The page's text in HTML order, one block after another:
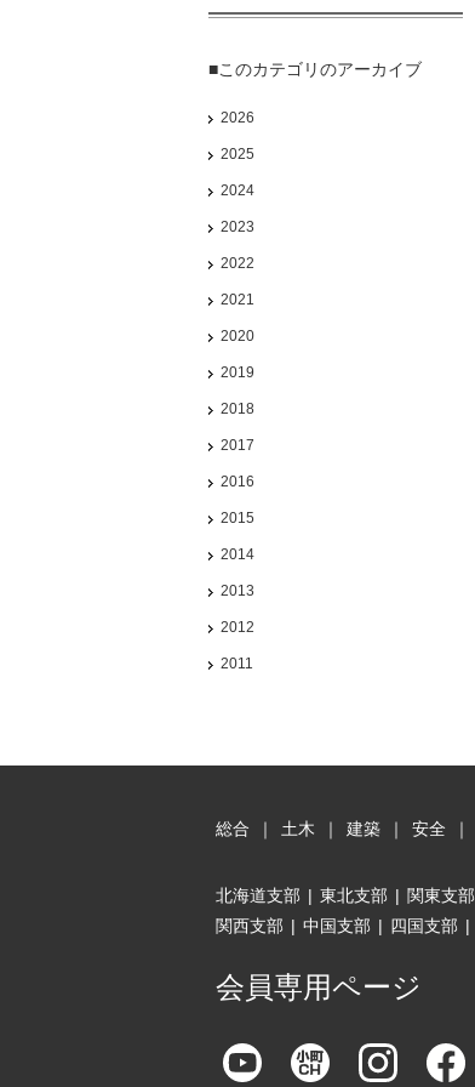
■このカテゴリのアーカイブ
2026
2025
2024
2023
2022
2021
2020
2019
2018
2017
2016
2015
2014
2013
2012
2011
総合 ｜ 土木 ｜ 建築 ｜ 安全 ｜
北海道支部 | 東北支部 | 関東支部
関西支部 | 中国支部 | 四国支部 |
会員専用ページ